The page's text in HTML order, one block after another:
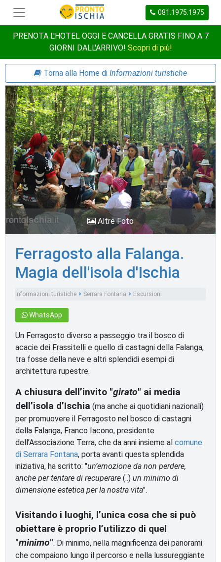
081.1975.1975
PRENOTA L'HOTEL OGGI E CANCELLA GRATIS FINO A 7
GIORNI DALL'ARRIVO! Scopri di più!
Torna alla Home di Informazioni turistiche
Altre Foto
Ferragosto alla Falanga.
Magia dell'isola d'Ischia
Informazioni turistiche Serrara Fontana Escursioni
WhatsApp
Un Ferragosto diverso a passeggio tra il bosco di
acacie dei Frassitelli e quello di castagni della Falanga,
tra fosse della neve e altri splendidi esempi di
architettura rupestre.
A chiusura dell’invito "girato" ai media
dell’isola d’Ischia (ma anche ai quotidiani nazionali)
per promuovere il Ferragosto nel bosco di castagni
della Falanga, Franco Iacono, presidente
dell’Associazione Terra, che da anni insieme al comune
di Serrara Fontana, porta avanti questa splendida
iniziativa, ha scritto: "un’emozione da non perdere,
anche per tentare di recuperare (..) un minimo di
dimensione estetica per la nostra vita".
Visitando i luoghi, l’unica cosa che si può
obiettare è proprio l’utilizzo di quel
"minimo". Di minimo, nella magnificenza dei panorami
che compaiono lungo il percorso e nella lussureggiante